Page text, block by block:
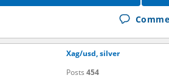
Xag/usd, silver
Posts 454